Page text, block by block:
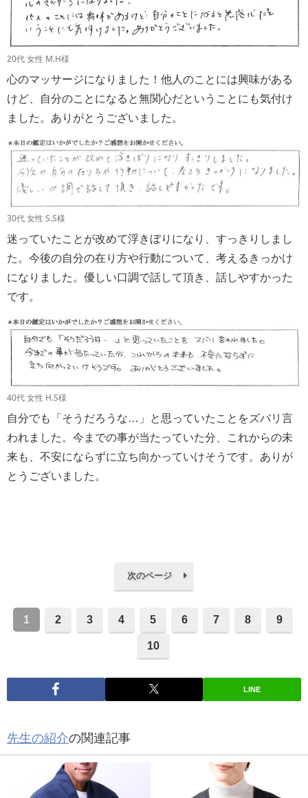
20代 女性 M.H様
心のマッサージになりました！他人のことには興味がある
けど、自分のことになると無関心だということにも気付け
ました。ありがとうございました。
30代 女性 S.S様
迷っていたことが改めて浮きぼりになり、すっきりしまし
た。今後の自分の在り方や行動について、考えるきっかけ
になりました。優しい口調で話して頂き、話しやすかった
です。
40代 女性 H.S様
自分でも「そうだろうな…」と思っていたことをズバリ言
われました。今までの事が当たっていた分、これからの未
来も、不安にならずに立ち向かっていけそうです。ありが
とうございました。
次のページ
1 2 3 4 5 6 7 8 9
10
LINE
先生の紹介の関連記事